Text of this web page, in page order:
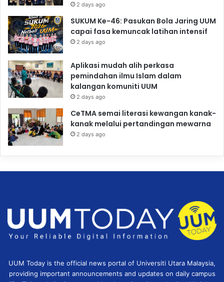
2 days ago
SUKUM Ke-46: Pasukan Bola Jaring UUM
capai fasa kemuncak latihan intensif
2 days ago
Aplikasi mudah alih perkasa
pemindahan ilmu Islam dalam
kalangan komuniti UUM
2 days ago
CeTMA semai literasi kewangan kanak-
kanak melalui pertandingan mewarna
2 days ago
UUM Today is the official news portal of Universiti Utara Malaysia,
providing important announcements and updates on daily campus